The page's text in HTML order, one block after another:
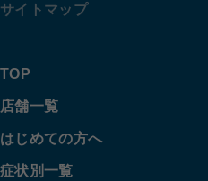
サイトマップ
TOP
店舗一覧
はじめての方へ
症状別一覧